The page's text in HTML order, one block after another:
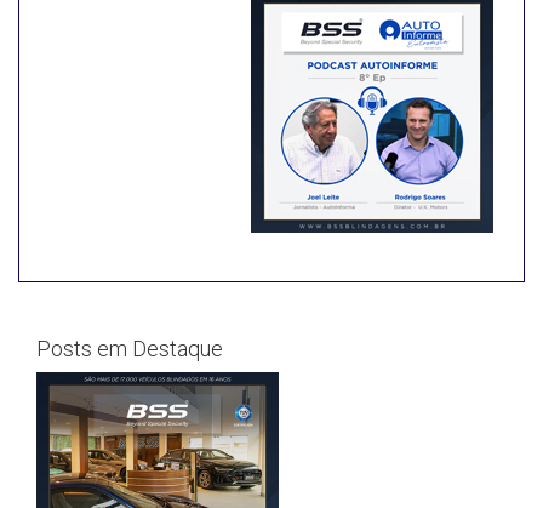
Posts em Destaque